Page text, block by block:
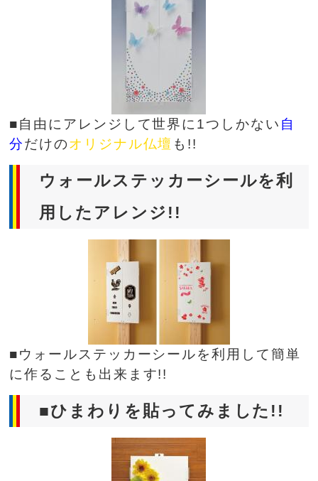
■自由にアレンジして世界に1つしかない 自
分だけのオリジナル仏壇 も!!
ウォールステッカーシールを利
用したアレンジ!!
■ウォールステッカーシールを利用して簡単
に作ることも出来ます!!
■ひまわりを貼ってみました!!